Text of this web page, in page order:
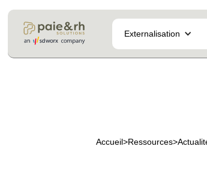
Externalisation
Accueil>Ressources>